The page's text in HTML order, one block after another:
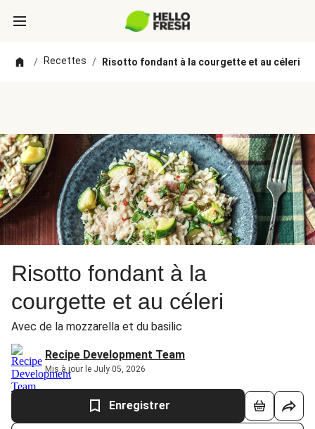
/ Recettes / Risotto fondant à la courgette et au céleri
Risotto fondant à la
courgette et au céleri
Avec de la mozzarella et du basilic
Recipe Development Team
Mis à jour le July 05, 2026
Enregistrer